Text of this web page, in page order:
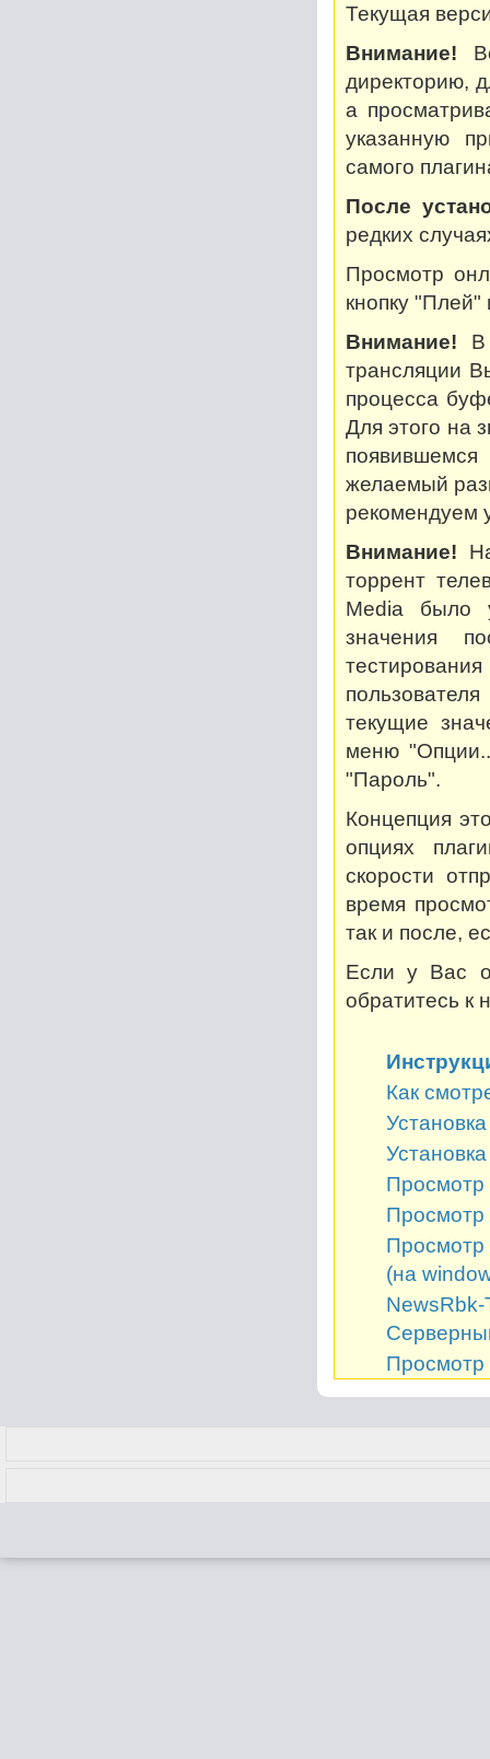
Текущая
Внимание!
директорию,
а
указанную
самого
После
редких
Просмотр
кнопку
Внимание! В
трансляции
процесса
Для этого на
желаемый
рекомендуем
Внимание!
торрент
Media было
значения
текущие
меню
"Пароль".
Концепция
опциях
скорости
время
так и после,
Если у Вас
обратитесь к
Как
Просмотр
Просмотр
Просмотр
(на
Просмотр